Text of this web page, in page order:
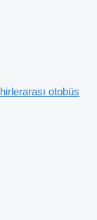
otobüs